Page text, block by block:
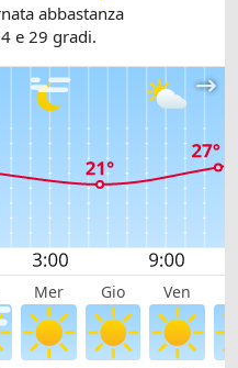
abbastanza
e 29 gradi.
Mer Gio Ven